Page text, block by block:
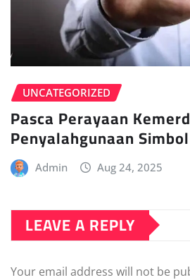
UNCATEGORIZED
Pasca Perayaan
Penyalahgunaan
Admin Aug 24, 2025
LEAVE A REPLY
Your email address will not be